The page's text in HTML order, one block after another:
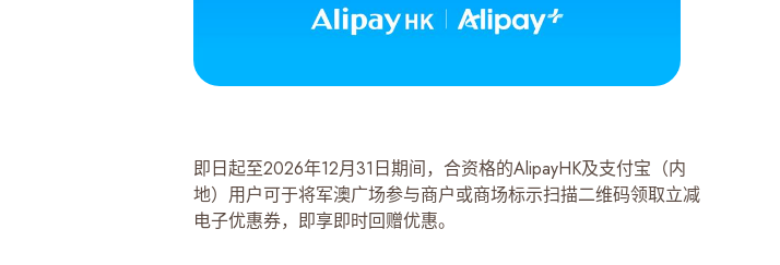
即日起至2026年12月31日期间，合资格的AlipayHK及支付宝（内
地）用户可于将军澳广场参与商户或商场标示扫描二维码领取立减
电子优惠券，即享即时回赠优惠。